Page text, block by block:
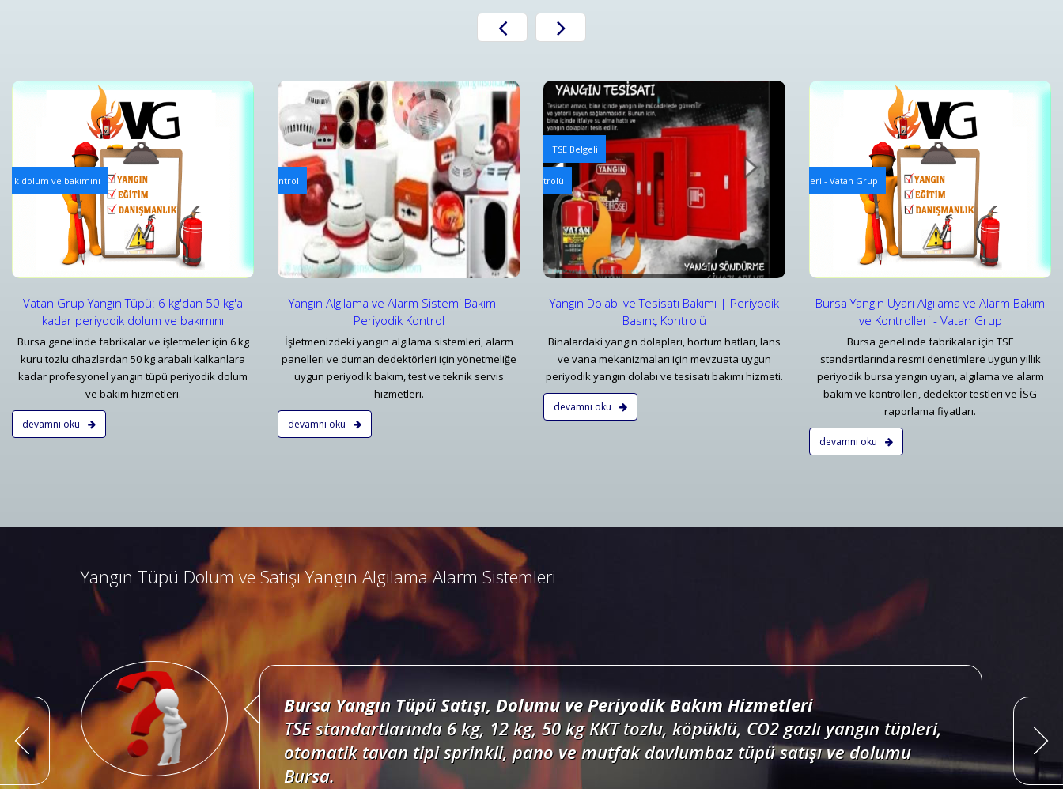
dolum ve bakımını
Vatan Grup Yangın Tüpü: 6 kg'dan 50 kg'a
kadar periyodik dolum ve bakımını
Bursa genelinde fabrikalar ve işletmeler için 6 kg
kuru tozlu cihazlardan 50 kg arabalı kalkanlara
kadar profesyonel yangın tüpü periyodik dolum
ve bakım hizmetleri.
devamnı oku
Yangın Algılama ve Alarm Bakım ve Kontrolleri
Yangın Algılama ve Alarm Sistemi Bakımı | Periyodik Kontrol
Detaylar
Yangın Algılama ve Alarm Sistemi Bakımı |
Periyodik Kontrol
İşletmenizdeki yangın algılama sistemleri, alarm
panelleri ve duman dedektörleri için yönetmeliğe
uygun periyodik bakım, test ve teknik servis
hizmetleri.
devamnı oku
Mekanik Yangın Tesisatı Bakım ve Periyodik Kontrolleri | TSE Belgeli
Yangın Dolabı ve Tesisatı Bakımı | Periyodik Basınç Kontrolü
Detaylar
Yangın Dolabı ve Tesisatı Bakımı | Periyodik
Basınç Kontrolü
Binalardaki yangın dolapları, hortum hatları, lans
ve vana mekanizmaları için mevzuata uygun
periyodik yangın dolabı ve tesisatı bakımı hizmeti.
devamnı oku
Yangın Algılama ve Alarm Bakım ve Kontrolleri
Bursa Yangın Uyarı Algılama ve Alarm Bakım ve Kontrolleri - Vatan Grup
Detaylar
Bursa Yangın Uyarı Algılama ve Alarm Bakım
ve Kontrolleri - Vatan Grup
Bursa genelinde fabrikalar için TSE
standartlarında resmi denetimlere uygun yıllık
periyodik bursa yangın uyarı, algılama ve alarm
bakım ve kontrolleri, dedektör testleri ve İSG
raporlama fiyatları.
devamnı oku
Mekanik Yangın Tesisatı Bakım ve Periyodik
Bursa Mekanik Yangın Tesisatı ve Periyodik Kontrol
Detaylar
Yangın Tüpü Dolum ve Satışı Yangın Algılama Alarm Sistemleri
Bursa Yangın Algılama ve İhbar Alarm Sistemleri
Bursa adresli ve konvansiyonel yangın alarm sistemleri projelendirme, duman, ısı,
kombine dedektörler, kontrol panelleri ve yangın butonları satış, bakım, montajı.
Bursa Yangın Tüpü Satışı, Dolumu ve Periyodik Bakım Hizmetleri
TSE standartlarında 6 kg, 12 kg, 50 kg KKT tozlu, köpüklü, CO2 gazlı yangın tüpleri,
otomatik tavan tipi sprinkli, pano ve mutfak davlumbaz tüpü satışı ve dolumu
Bursa.